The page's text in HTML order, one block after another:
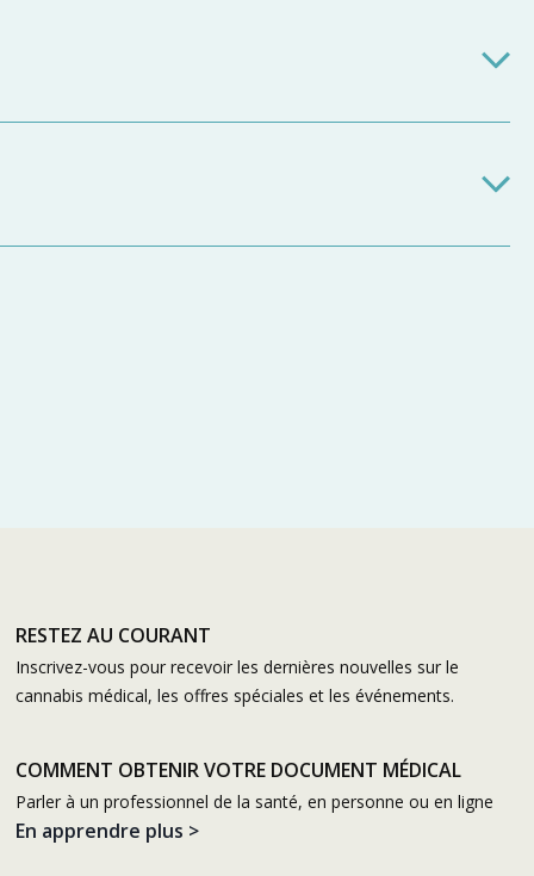
RESTEZ AU COURANT
Inscrivez-vous pour recevoir les dernières nouvelles sur le
cannabis médical, les offres spéciales et les événements.
COMMENT OBTENIR VOTRE DOCUMENT MÉDICAL
Parler à un professionnel de la santé, en personne ou en ligne
En apprendre plus >